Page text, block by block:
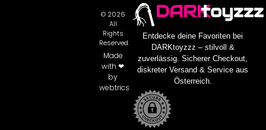
DARKtoyzzz
Entdecke deine Favoriten bei
DARKtoyzzz – stilvoll &
zuverlässig. Sicherer Checkout,
diskreter Versand & Service aus
Österreich.
© 2026
All
Rights
Reserved.
Made
with ❤
by
webtrics